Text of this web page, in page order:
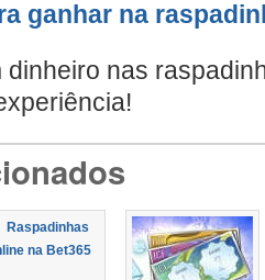
ganhar na
nas